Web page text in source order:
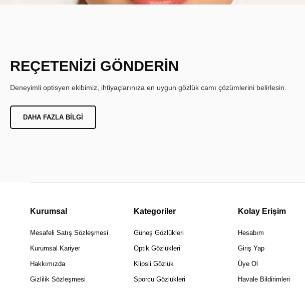
REÇETENİZİ GÖNDERİN
Deneyimli optisyen ekibimiz, ihtiyaçlarınıza en uygun gözlük camı çözümlerini belirlesin.
DAHA FAZLA BILGI
Kurumsal
Mesafeli Satış Sözleşmesi
Kurumsal Kariyer
Hakkımızda
Gizlilik Sözleşmesi
Kategoriler
Güneş Gözlükleri
Optik Gözlükleri
Klipsli Gözlük
Sporcu Gözlükleri
Kolay Erişim
Hesabım
Giriş Yap
Üye Ol
Havale Bildirimleri